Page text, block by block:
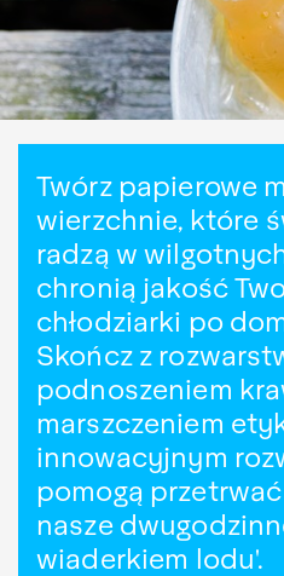
Twórz papierowe
wierzchnie, które
radzą w
chronią jakość
chłodziarki po
Skończ z
podnoszeniem
marszczeniem
innowacyjnym
pomogą
nasze
wiaderkiem lodu'.